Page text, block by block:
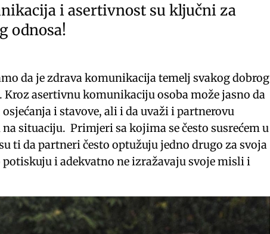
i asertivnost su ključni za
odnosa!
da je zdrava komunikacija temelj svakog dobrog
Kroz asertivnu komunikaciju osoba može jasno da
i stavove, ali i da uvaži i partnerovu
situaciju. Primjeri sa kojima se često susrećem u
ti da partneri često optužuju jedno drugo za svoja
potiskuju i adekvatno ne izražavaju svoje misli i